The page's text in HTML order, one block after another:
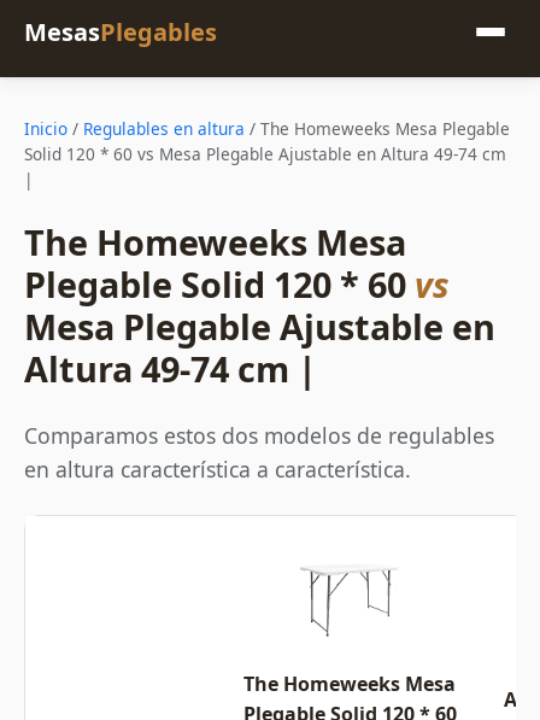
MesasPlegables
Inicio / Regulables en altura / The Homeweeks Mesa Plegable
Solid 120 * 60 vs Mesa Plegable Ajustable en Altura 49-74 cm
|
The Homeweeks Mesa
Plegable Solid 120 * 60 vs
Mesa Plegable Ajustable en
Altura 49-74 cm |
Comparamos estos dos modelos de regulables
en altura característica a característica.
The Homeweeks Mesa
Plegable Solid 120 * 60